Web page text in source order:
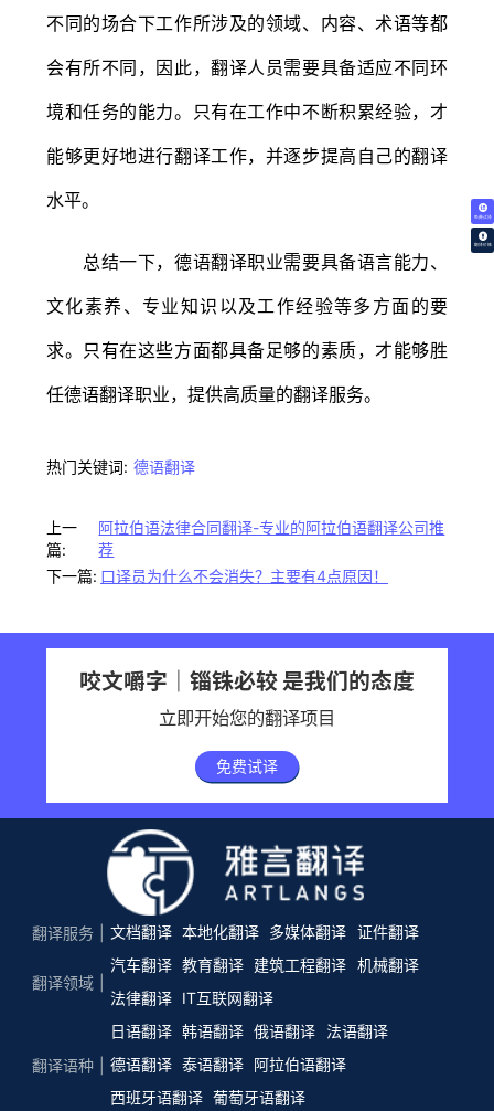
免费试译
翻译价格
不同的场合下工作所涉及的领域、内容、术语等都
会有所不同，因此，翻译人员需要具备适应不同环
境和任务的能力。只有在工作中不断积累经验，才
能够更好地进行翻译工作，并逐步提高自己的翻译
水平。
总结一下，德语翻译职业需要具备语言能力、
文化素养、专业知识以及工作经验等多方面的要
求。只有在这些方面都具备足够的素质，才能够胜
任德语翻译职业，提供高质量的翻译服务。
热门关键词: 德语翻译
上一
篇:
阿拉伯语法律合同翻译-专业的阿拉伯语翻译公司推
荐
下一篇: 口译员为什么不会消失？主要有4点原因！
咬文嚼字｜锱铢必较 是我们的态度
立即开始您的翻译项目
免费试译
翻译服务 文档翻译 本地化翻译 多媒体翻译 证件翻译
翻译领域
汽车翻译 教育翻译 建筑工程翻译 机械翻译
法律翻译
IT互联网翻译
翻译语种
日语翻译 韩语翻译 俄语翻译
法语翻译
德语翻译 泰语翻译 阿拉伯语翻译
西班牙语翻译 葡萄牙语翻译